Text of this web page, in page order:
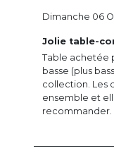
Jolie table-
Table achetée
basse (plus
collection. Les
ensemble et
recommander.
Dimanche 06